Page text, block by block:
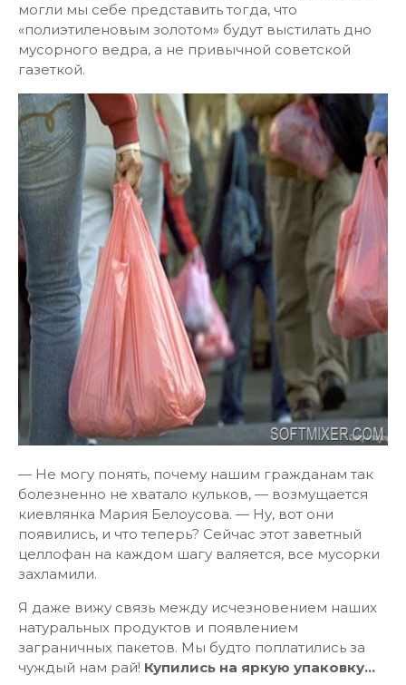
могли мы себе представить тогда, что
«полиэтиленовым золотом» будут выстилать дно
мусорного ведра, а не привычной советской
газеткой.
— Не могу понять, почему нашим гражданам так
болезненно не хватало кульков, — возмущается
киевлянка Мария Белоусова. — Ну, вот они
появились, и что теперь? Сейчас этот заветный
целлофан на каждом шагу валяется, все мусорки
захламили.
Я даже вижу связь между исчезновением наших
натуральных продуктов и появлением
заграничных пакетов. Мы будто поплатились за
чуждый нам рай! Купились на яркую упаковку…